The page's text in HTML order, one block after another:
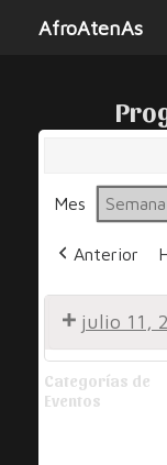
AfroAtenAs
Mes Semana
Anterior
julio 11,
Por
Una
Categorías de
Eventos